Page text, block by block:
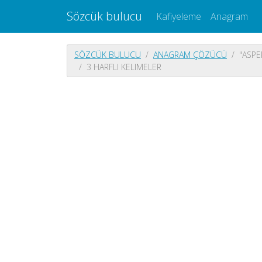
Sözcük bulucu Kafiyeleme Anagram
SÖZCÜK BULUCU ANAGRAM ÇÖZÜCÜ
3 HARFLI KELIMELER